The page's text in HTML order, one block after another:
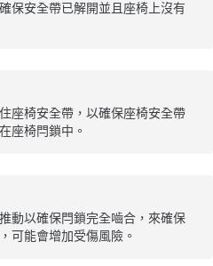
保安全帶已解開並且座椅上沒有
座椅安全帶，以確保座椅安全帶
座椅閂鎖中。
動以確保閂鎖完全嚙合，來確保
可能會增加受傷風險。